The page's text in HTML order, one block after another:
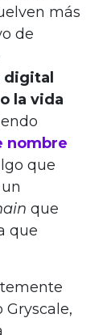
más
de
digital
la vida
nombre
que
que
que